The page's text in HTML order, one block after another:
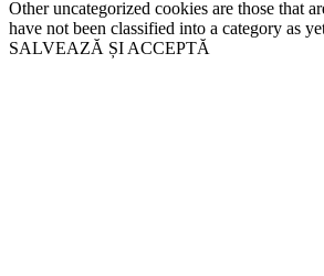
Other uncategorized cookies are those that
have not been classified into a category as
SALVEAZĂ ȘI ACCEPTĂ